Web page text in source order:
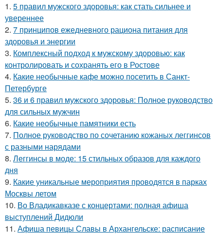
1. 5 правил мужского здоровья: как стать сильнее и
увереннее
2. 7 принципов ежедневного рациона питания для
здоровья и энергии
3. Комплексный подход к мужскому здоровью: как
контролировать и сохранять его в Ростове
4. Какие необычные кафе можно посетить в Санкт-
Петербурге
5. 36 и 6 правил мужского здоровья: Полное руководство
для сильных мужчин
6. Какие необычные памятники есть
7. Полное руководство по сочетанию кожаных леггинсов
с разными нарядами
8. Леггинсы в моде: 15 стильных образов для каждого
дня
9. Какие уникальные мероприятия проводятся в парках
Москвы летом
10. Во Владикавказе с концертами: полная афиша
выступлений Дидюли
11. Афиша певицы Славы в Архангельске: расписание